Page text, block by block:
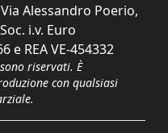
Alessandro Poerio,
i.v. Euro
e REA VE-454332
riservati. È
con qualsiasi